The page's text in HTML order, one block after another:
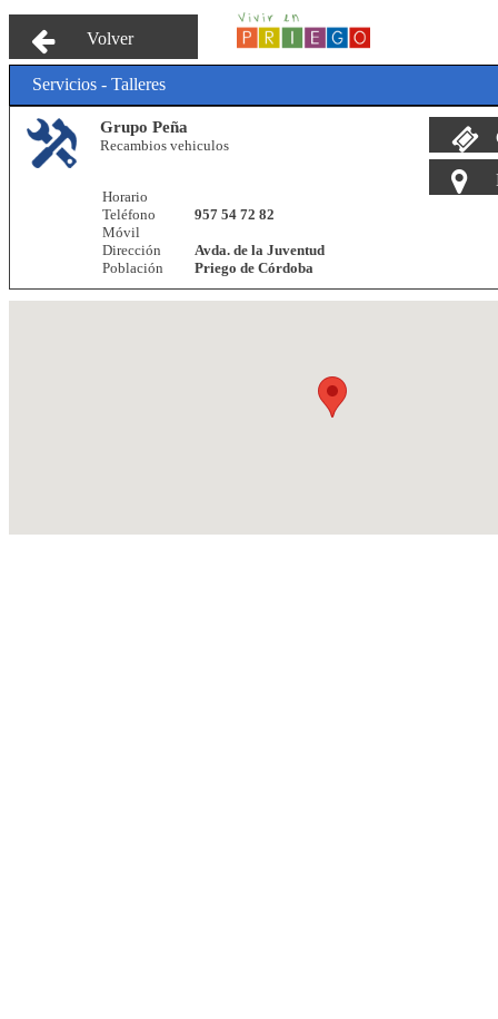
Volver
Servicios - Talleres
Grupo Peña
Recambios vehiculos
Horario
Teléfono
957 54 72 82
Móvil
Dirección
Avda. de la Juventud
Población
Priego de Córdoba